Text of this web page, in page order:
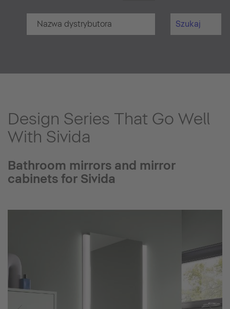
Szukaj
Design Series That Go Well
With Sivida
Bathroom mirrors and mirror
cabinets for Sivida